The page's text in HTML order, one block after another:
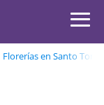
Florerías en Santo